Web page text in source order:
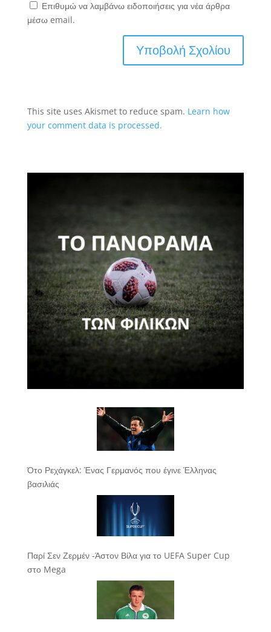
Επιθυμώ να λαμβάνω ειδοποιήσεις για νέα άρθρα
μέσω email.
This site uses Akismet to reduce spam. Learn how
your comment data is processed.
Ότο Ρεχάγκελ: Ένας Γερμανός που έγινε Έλληνας
βασιλιάς
Παρί Σεν Ζερμέν -Άστον Βίλα για το UEFA Super Cup
στο Mega